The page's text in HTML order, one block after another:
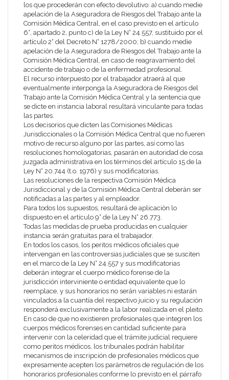
los que procederán con efecto devolutivo: a) cuando medie
apelación de la Aseguradora de Riesgos del Trabajo ante la
Comisión Médica Central, en el caso previsto en el artículo
6°, apartado 2, punto c) de la Ley N° 24.557, sustituido por el
artículo 2° del Decreto N° 1278/2000; b) cuando medie
apelación de la Aseguradora de Riesgos del Trabajo ante la
Comisión Médica Central, en caso de reagravamiento del
accidente de trabajo o de la enfermedad profesional.
El recurso interpuesto por el trabajador atraerá al que
eventualmente interponga la Aseguradora de Riesgos del
Trabajo ante la Comisión Médica Central y la sentencia que
se dicte en instancia laboral resultará vinculante para todas
las partes.
Los decisorios que dicten las Comisiones Médicas
Jurisdiccionales o la Comisión Médica Central que no fueren
motivo de recurso alguno por las partes, así como las
resoluciones homologatorias, pasarán en autoridad de cosa
juzgada administrativa en los términos del artículo 15 de la
Ley N° 20.744 (t.o. 1976) y sus modificatorias.
Las resoluciones de la respectiva Comisión Médica
Jurisdiccional y de la Comisión Médica Central deberán ser
notificadas a las partes y al empleador.
Para todos los supuestos, resultará de aplicación lo
dispuesto en el artículo 9° de la Ley N° 26.773.
Todas las medidas de prueba producidas en cualquier
instancia serán gratuitas para el trabajador.
En todos los casos, los peritos médicos oficiales que
intervengan en las controversias judiciales que se susciten
en el marco de la Ley N° 24.557 y sus modificatorias
deberán integrar el cuerpo médico forense de la
jurisdicción interviniente o entidad equivalente que lo
reemplace, y sus honorarios no serán variables ni estarán
vinculados a la cuantía del respectivo juicio y su regulación
responderá exclusivamente a la labor realizada en el pleito.
En caso de que no existieren profesionales que integren los
cuerpos médicos forenses en cantidad suficiente para
intervenir con la celeridad que el trámite judicial requiere
como peritos médicos, los tribunales podrán habilitar
mecanismos de inscripción de profesionales médicos que
expresamente acepten los parámetros de regulación de los
honorarios profesionales conforme lo previsto en el párrafo